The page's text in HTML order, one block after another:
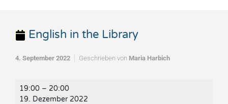
English in the Library
4. September 2022 Geschrieben von Maria Harbich
English
in
19:00 – 20:00
19. Dezember 2022